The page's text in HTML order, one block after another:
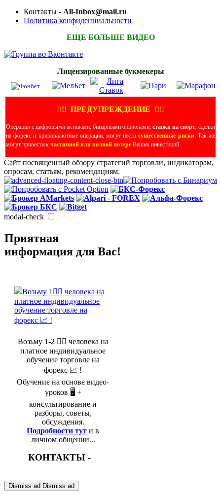
Контакты - All-Inbox@mail.ru
Политика конфиденциальности
ЕЩЕ БОЛЬШЕ ВИДЕО
Лицензированные букмекеры
!!!! ПРЕДУПРЕЖДЕНИЕ !!!!
Операции с цифровыми активами, бинарными опционами, ставки на спорт, сделки
на форекс и криповалютные операции, могут нестисущественные риски. Так же
могут привести к частичной или полной потере Ваших инвестиций.
Сайт посвященный обзору стратегий торговли, индикаторам,
опросам, статьям, рекомендациям.
modal-check
Приятная
информация для Вас!
Возьму 1-2 🤵‍♂️ человека на
платное индивидуальное
обучение торговле на
форекс 📈 !
Обучение на основе видео-
уроков 🖥️ +
консультирование и
разборы, советы,
обсуждения.
Подробности тут и в
личном общении...
КОНТАКТЫ -
Dismiss ad Dismiss ad